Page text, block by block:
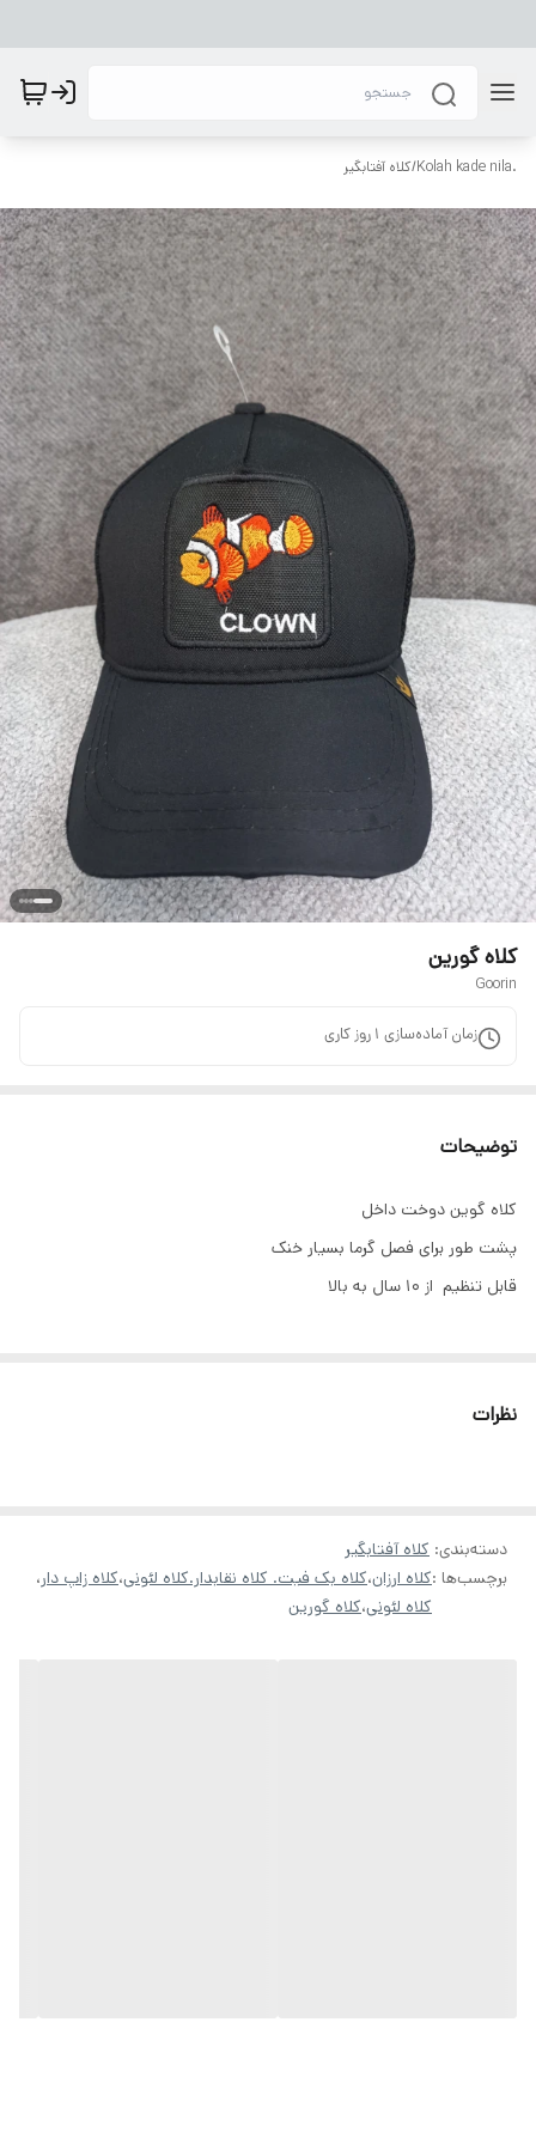
.Kolah kade nila
/کلاه آفتابگیر
کلاه گورین
Goorin
زمان آماده‌سازی 1 روز کاری
توضیحات
کلاه گوین دوخت داخل
پشت طور برای فصل گرما بسیار خنک
قابل تنظیم از ۱۰ سال به بالا
نظرات
دسته‌بندی: کلاه آفتابگیر
برچسب‌ها :کلاه ارزان،کلاه بک فیت. کلاه نقابدار.کلاه لئونی،کلاه زاپ دار،
کلاه لئونی،کلاه گورین